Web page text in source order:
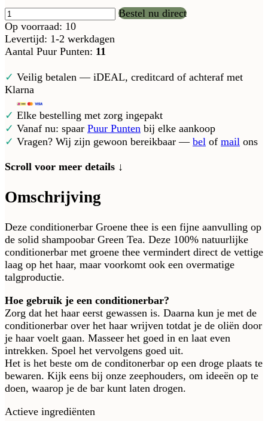
Bestel nu direct
Op voorraad: 10
Levertijd: 1-2 werkdagen
Aantal Puur Punten: 11
✓ Veilig betalen — iDEAL, creditcard of achteraf met
Klarna
✓ Elke bestelling met zorg ingepakt
✓ Vanaf nu: spaar Puur Punten bij elke aankoop
✓ Vragen? Wij zijn gewoon bereikbaar — bel of mail ons
Scroll voor meer details ↓
Omschrijving
Deze conditionerbar Groene thee is een fijne aanvulling op
de solid shampoobar Green Tea. Deze 100% natuurlijke
conditionerbar met groene thee vermindert direct de vettige
laag op het haar, maar voorkomt ook een overmatige
talgproductie.
Hoe gebruik je een conditionerbar?
Zorg dat het haar eerst gewassen is. Daarna kun je met de
conditionerbar over het haar wrijven totdat je de oliën door
je haar voelt gaan. Masseer het goed in en laat even
intrekken. Spoel het vervolgens goed uit.
Het is het beste om de conditonerbar op een droge plaats te
bewaren. Kijk eens bij onze zeephouders, om ideeën op te
doen, waarop je de bar kunt laten drogen.
Actieve ingrediënten